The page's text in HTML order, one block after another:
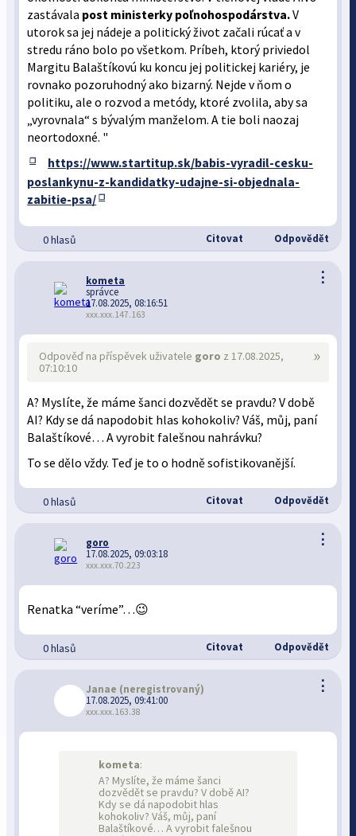
zastávala post ministerky poľnohospodárstva.V
utorok sa jej nádeje a politický život začali rúcať a v
stredu ráno bolo po všetkom. Príbeh, ktorý priviedol
Margitu Balaštíkovú ku koncu jej politickej kariéry, je
rovnako pozoruhodný ako bizarný. Nejde v ňom o
politiku, ale o rozvod a metódy, ktoré zvolila, aby sa
„vyrovnala“ s bývalým manželom. A tie boli naozaj
neortodoxné. "
https://www.startitup.sk/babis-vyradil-cesku-
poslankynu-z-kandidatky-udajne-si-objednala-
zabitie-psa/
0 hlasů Citovat Odpovědět
⋮
kometa
správce
17.08.2025, 08:16:51
xxx.xxx.147.163
»
Odpověď na příspěvek uživatele goro z 17.08.2025,
07:10:10
A? Myslíte, že máme šanci dozvědět se pravdu? V době
AI? Kdy se dá napodobit hlas kohokoliv? Váš, můj, paní
Balaštíkové… A vyrobit falešnou nahrávku?
To se dělo vždy. Teď je to o hodně sofistikovanější.
0 hlasů Citovat Odpovědět
⋮
goro
17.08.2025, 09:03:18
xxx.xxx.70.223
Renatka “veríme”…😉
0 hlasů Citovat Odpovědět
⋮
Janae (neregistrovaný)
17.08.2025, 09:41:00
xxx.xxx.163.38
kometa:
A? Myslíte, že máme šanci
dozvědět se pravdu? V době AI?
Kdy se dá napodobit hlas
kohokoliv? Váš, můj, paní
Balaštíkové… A vyrobit falešnou